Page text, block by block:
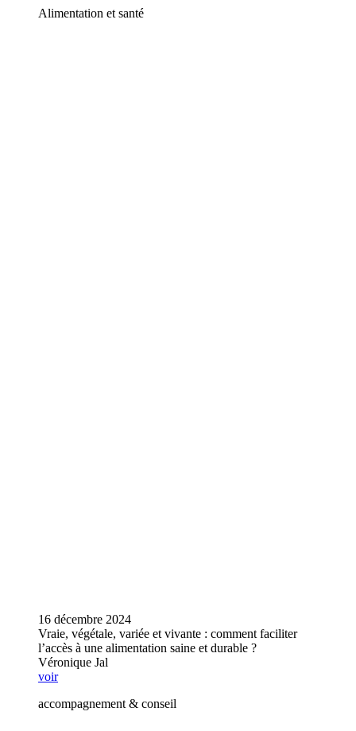
Alimentation et santé
16 décembre 2024
Vraie, végétale, variée et vivante : comment faciliter
l’accès à une alimentation saine et durable ?
Véronique Jal
voir
accompagnement & conseil